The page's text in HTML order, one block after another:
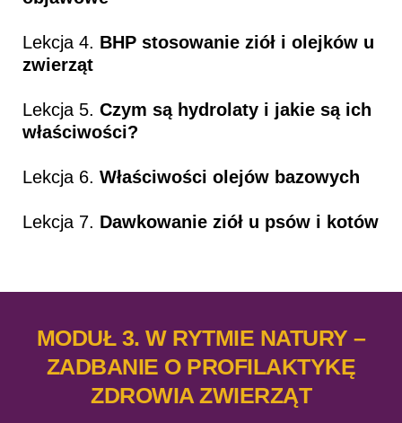
Lekcja 4. BHP stosowanie ziół i olejków u
zwierząt
Lekcja 5. Czym są hydrolaty i jakie są ich
właściwości?
Lekcja 6. Właściwości olejów bazowych
Lekcja 7. Dawkowanie ziół u psów i kotów
MODUŁ 3. W RYTMIE NATURY –
ZADBANIE O PROFILAKTYKĘ
ZDROWIA ZWIERZĄT